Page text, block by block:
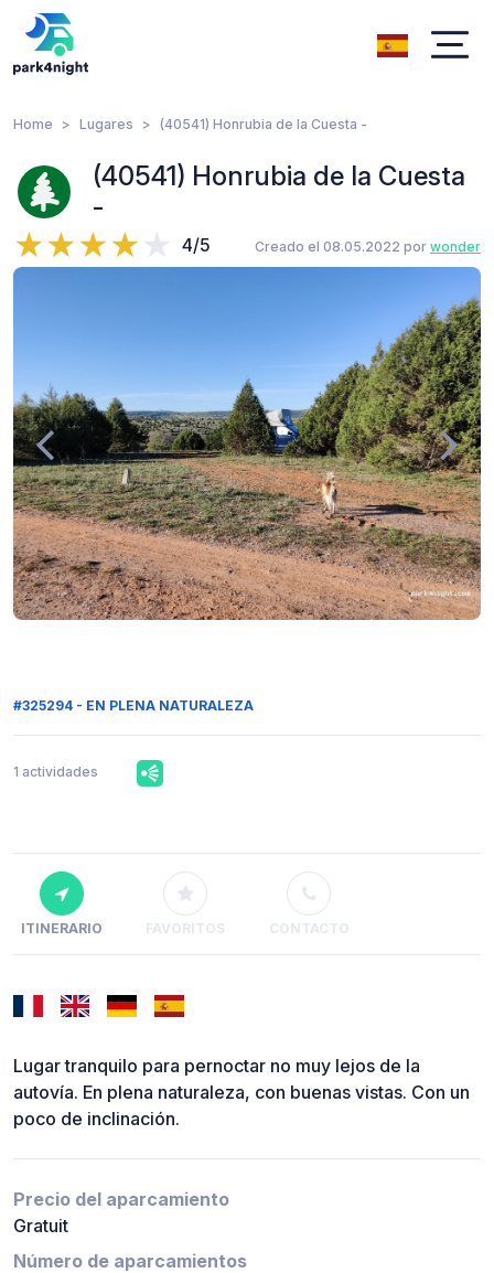
Home Lugares (40541) Honrubia de la Cuesta -
(40541) Honrubia de la Cuesta
-
4/5 Creado el 08.05.2022 por wonder
#325294 - EN PLENA NATURALEZA
1 actividades
ITINERARIO FAVORITOS CONTACTO
Lugar tranquilo para pernoctar no muy lejos de la
autovía. En plena naturaleza, con buenas vistas. Con un
poco de inclinación.
Precio del aparcamiento
Gratuit
Número de aparcamientos